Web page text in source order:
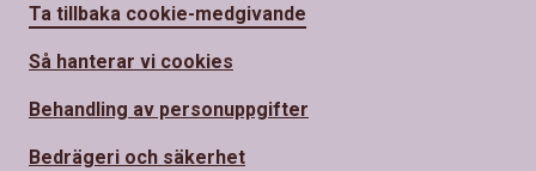
Ta tillbaka cookie-medgivande
Så hanterar vi cookies
Behandling av personuppgifter
Bedrägeri och säkerhet